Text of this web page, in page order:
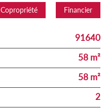
Copropriété Financier
91640
58 m²
58 m²
2